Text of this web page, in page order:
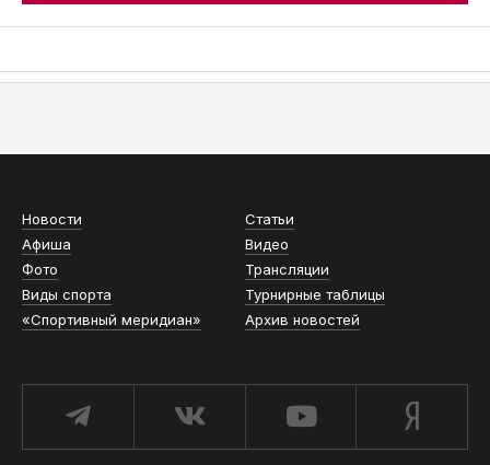
Новости
Статьи
Афиша
Видео
Фото
Трансляции
Виды спорта
Турнирные таблицы
«Спортивный меридиан»
Архив новостей